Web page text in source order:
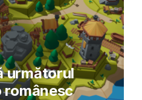
următorul
românesc